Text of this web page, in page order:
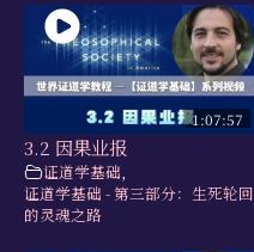
1:07:57
3.2 因果业报
证道学基础,
证道学基础 - 第三部分：生死轮回
的灵魂之路